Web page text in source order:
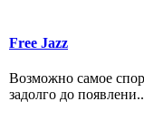
Free Jazz
Возможно самое
задолго до